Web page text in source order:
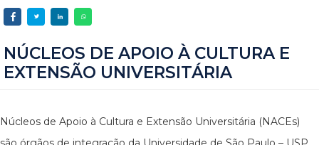
NÚCLEOS DE APOIO À CULTURA E
EXTENSÃO UNIVERSITÁRIA
Núcleos de Apoio à Cultura e Extensão Universitária (NACEs)